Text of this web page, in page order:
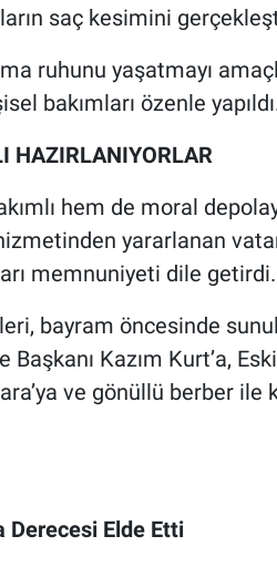
saç kesimini
ruhunu yaşatmayı
bakımları özenle
HAZIRLANIYORLAR
hem de moral
yararlanan
memnuniyeti dile getirdi.
bayram öncesinde
Kazım Kurt’a,
ve gönüllü berber ile
Derecesi Elde Etti